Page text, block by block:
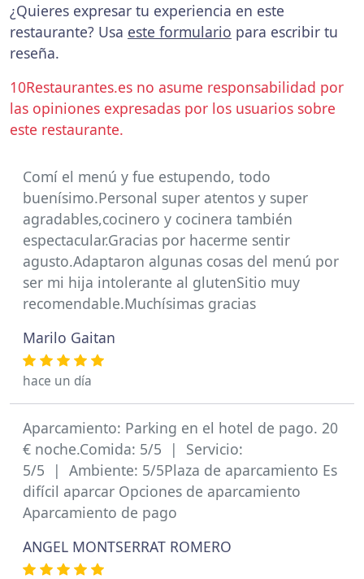
¿Quieres expresar tu experiencia en este
restaurante? Usa este formulario para escribir tu
reseña.
10Restaurantes.es no asume responsabilidad por
las opiniones expresadas por los usuarios sobre
este restaurante.
Comí el menú y fue estupendo, todo
buenísimo.Personal super atentos y super
agradables,cocinero y cocinera también
espectacular.Gracias por hacerme sentir
agusto.Adaptaron algunas cosas del menú por
ser mi hija intolerante al glutenSitio muy
recomendable.Muchísimas gracias
Marilo Gaitan
hace un día
Aparcamiento: Parking en el hotel de pago. 20
€ noche.Comida: 5/5 | Servicio:
5/5 | Ambiente: 5/5Plaza de aparcamiento Es
difícil aparcar Opciones de aparcamiento
Aparcamiento de pago
ANGEL MONTSERRAT ROMERO